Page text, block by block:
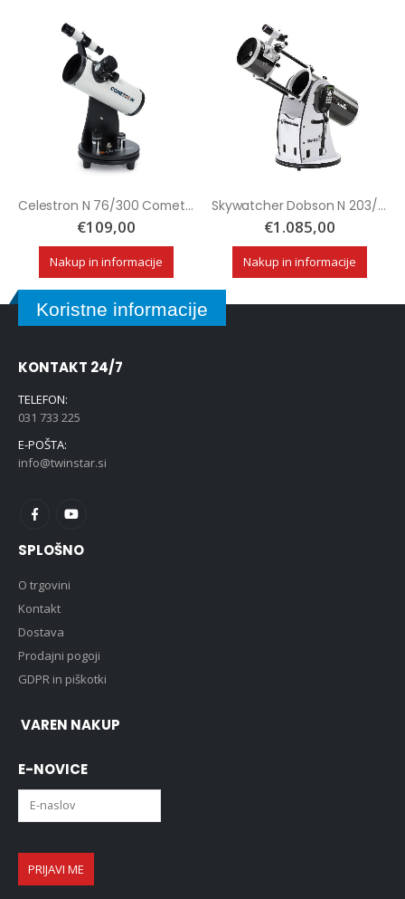
Celestron N 76/300 Cometron FirstScope
€109,00
Nakup in informacije
Skywatcher Dobson N 203/1200 Skyliner FlexTube BD DOB GoTo
€1.085,00
Nakup in informacije
Koristne informacije
KONTAKT 24/7
TELEFON:
031 733 225
E-POŠTA:
info@twinstar.si
SPLOŠNO
O trgovini
Kontakt
Dostava
Prodajni pogoji
GDPR in piškotki
VAREN NAKUP
E-NOVICE